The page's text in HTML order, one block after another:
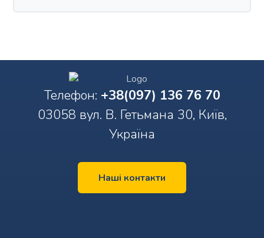
Телефон: +38(097) 136 76 70
03058 вул. В. Гетьмана 30, Київ,
Україна
Наші контакти